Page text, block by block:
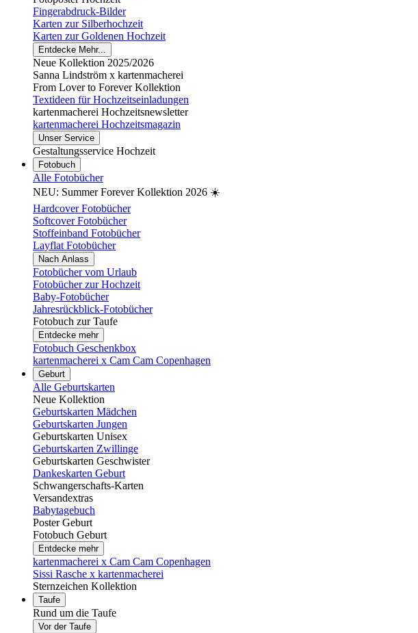
Fingerabdruck-Bilder
Karten zur Silberhochzeit
Karten zur Goldenen Hochzeit
Entdecke Mehr...
Neue Kollektion 2025/2026
Sanna Lindström x kartenmacherei
From Lover to Forever Kollektion
Textideen für Hochzeitseinladungen
kartenmacherei Hochzeitsnewsletter
kartenmacherei Hochzeitsmagazin
Unser Service
Gestaltungsservice Hochzeit
Fotobuch
Alle Fotobücher
NEU: Summer Forever Kollektion 2026 ☀️
Hardcover Fotobücher
Softcover Fotobücher
Stoffeinband Fotobücher
Layflat Fotobücher
Nach Anlass
Fotobücher vom Urlaub
Fotobücher zur Hochzeit
Baby-Fotobücher
Jahresrückblick-Fotobücher
Fotobuch zur Taufe
Entdecke mehr
Fotobuch Geschenkbox
kartenmacherei x Cam Cam Copenhagen
Geburt
Alle Geburtskarten
Neue Kollektion
Geburtskarten Mädchen
Geburtskarten Jungen
Geburtskarten Unisex
Geburtskarten Zwillinge
Geburtskarten Geschwister
Dankeskarten Geburt
Schwangerschafts-Karten
Versandextras
Babytagebuch
Poster Geburt
Fotobuch Geburt
Entdecke mehr
kartenmacherei x Cam Cam Copenhagen
Sissi Rasche x kartenmacherei
Sternzeichen Kollektion
Taufe
Rund um die Taufe
Vor der Taufe